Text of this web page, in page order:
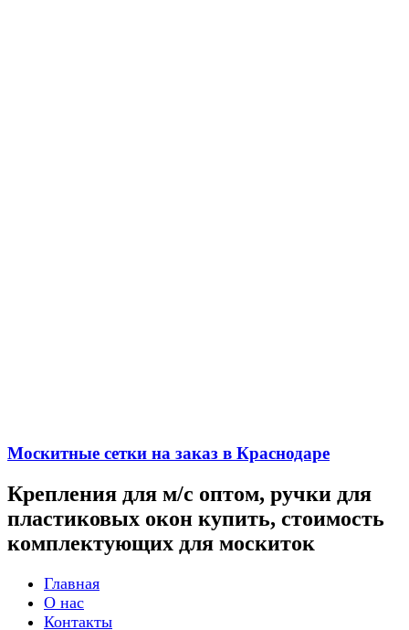
Москитные сетки на заказ в Краснодаре
Крепления для м/с оптом, ручки для
пластиковых окон купить, стоимость
комплектующих для москиток
Главная
О нас
Контакты